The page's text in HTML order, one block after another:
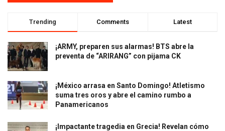
Trending Comments Latest
¡ARMY, preparen sus alarmas! BTS abre la
preventa de “ARIRANG” con pijama CK
¡México arrasa en Santo Domingo! Atletismo
suma tres oros y abre el camino rumbo a
Panamericanos
¡Impactante tragedia en Grecia! Revelan cómo